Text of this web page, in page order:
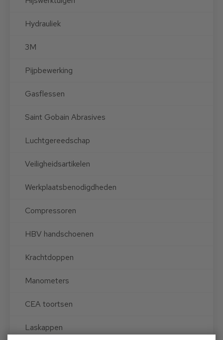
Hydrauliek
3M
Pijpbewerking
Gasflessen
Saint Gobain Abrasives
Luchtgereedschap
Veiligheidsartikelen
Werkplaatsbenodigdheden
Compressoren
HBV handschoenen
Krachtdoppen
Manometers
CEA toortsen
Laskappen